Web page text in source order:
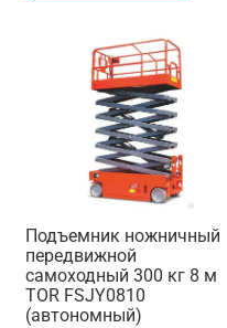
Подъемник ножничный
передвижной
самоходный 300 кг 8 м
TOR FSJY0810
(автономный)